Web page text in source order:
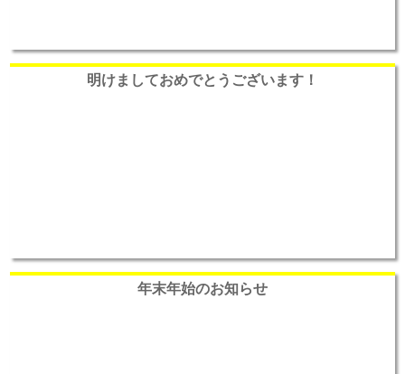
明けましておめでとうございます！
年末年始のお知らせ